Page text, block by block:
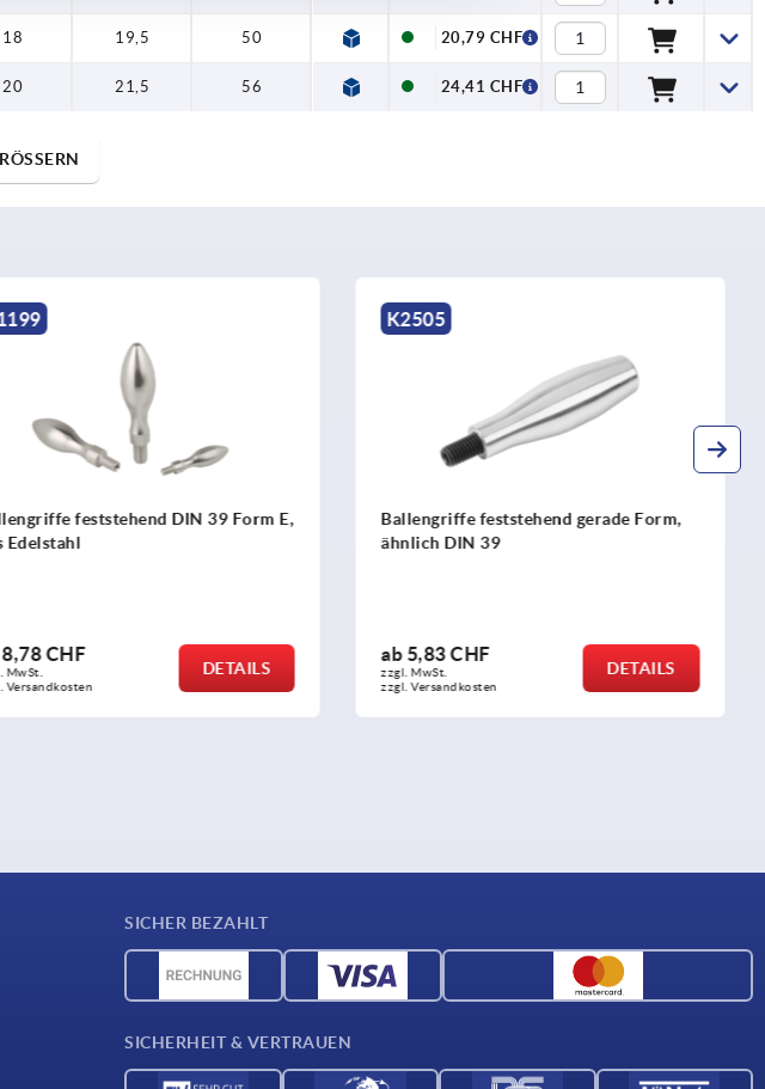
18 19,5 50 20,79 CHF
20 21,5 56 24,41 CHF
K2505
Ballengriffe feststehend gerade Form,
ähnlich DIN 39
ab5,83 CHF
zzgl. MwSt.
zzgl. Versandkosten
DETAILS
K1221
Konusgriffe fest
ab1,55 CHF
zzgl. MwSt.
zzgl. Versandkosten
DETAILS
SICHER BEZAHLT
SICHERHEIT & VERTRAUEN